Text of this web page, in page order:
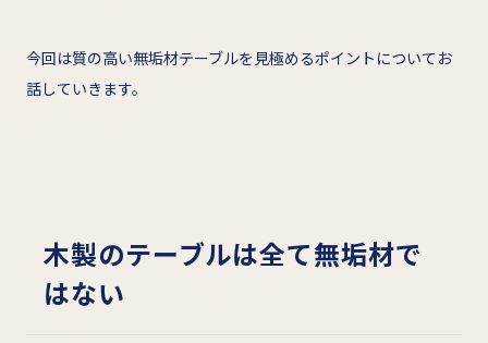
今回は質の高い無垢材テーブルを見極めるポイントについてお
話していきます。
木製のテーブルは全て無垢材で
はない